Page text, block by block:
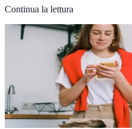
Continua la lettura